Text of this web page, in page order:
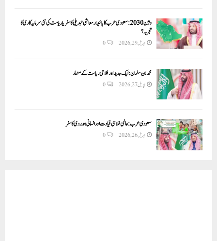
وژن 2030:سعودی عرب کا پائیدار معاشی تبدیلی کا سفر یا ریاست کی نئی سرمایہ کاری کا
تجربہ؟
اپریل 29, 2026 0
محمد بن سلمان: ایک جدید اور فلاحی ریاست کے معمار
اپریل 27, 2026 0
سعودی عرب: عالمی فلاحی قیادت اور انسانی ہمدردی کا سفر
اپریل 26, 2026 0